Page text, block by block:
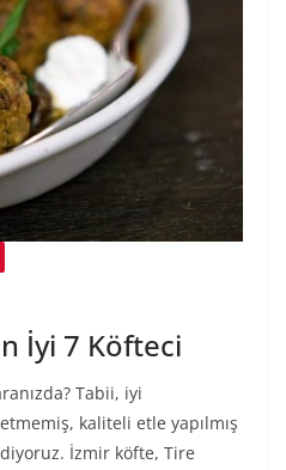
İyi 7 Köfteci
Tabii, iyi
kaliteli etle yapılmış
İzmir köfte, Tire